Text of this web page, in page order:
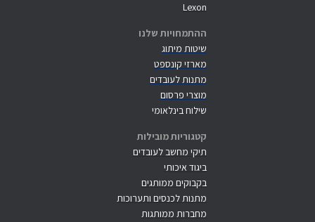
Lexon
ההתמחויות שלנו
שיטות מיתוג
מארזי קונספט
מתנות לעובדים
מוצרי פרסום
שילוח בינלאומי
קטגוריות מובילות
תיקי מחשב לעובדים
ביגוד איכותי
בקבוקים ממותגים
מתנות לכנסים ותערוכות
מחברות ממותגות